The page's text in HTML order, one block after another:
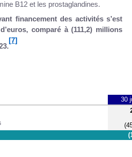
B12 et les prostaglandines.
financement des activités s’est
comparé à (111,2) millions
[7]
30